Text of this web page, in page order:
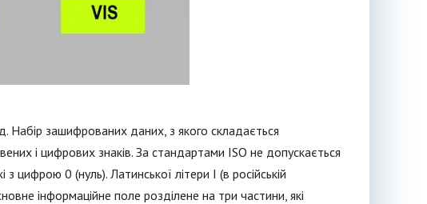
зашифрованих даних, з якого складається
і цифрових знаків. За стандартами ISO не допускається
цифрою 0 (нуль). Латинської літери I (в російській
інформаційне поле розділене на три частини, які